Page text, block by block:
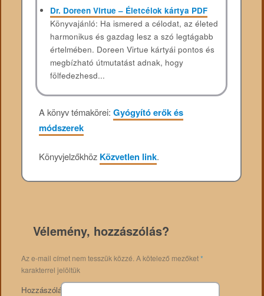
Dr. Doreen Virtue – Életcélok kártya PDF
Könyvajánló: Ha ismered a célodat, az életed
harmonikus és gazdag lesz a szó legtágabb
értelmében. Doreen Virtue kártyái pontos és
megbízható útmutatást adnak, hogy
fölfedezhesd...
A könyv témakörei:Gyógyító erők és
módszerek
Könyvjelzőkhöz Közvetlen link.
Vélemény, hozzászólás?
Az e-mail címet nem tesszük közzé. A kötelező mezőket*
karakterrel jelöltük
Hozzászólás